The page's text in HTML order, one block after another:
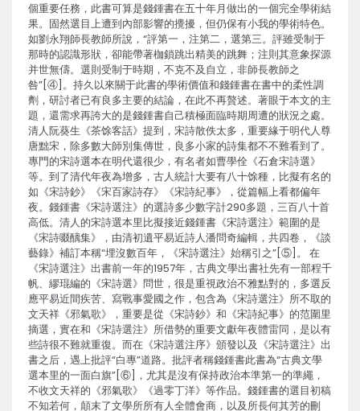
個重要任務，此書可算是錢鍾書在五十年月做出的一個完全學術結
果。固然選目上遭到內部影響的攪擾，但仍保有小我的學術特色。
如劉永翔師長教師所說，“評第一，注第二，選第三。評雖受制于
那時的認識形狀，卻能帶著枷鎖跳出精美的跳舞；注則其意象探源
并世無儔。選則受制于時期，不克不及自立，非師長教師之
咎”[④]。持久以來關于此書的學術價值和錢鍾書在書中的柔性調
劑，研討者已有良多主要的結論，在此不再贅述。著眼于本文的主
題，還需求再誇大的是錢鍾書自己積極面臨時期周遭的狀況之處。
清人阮葵生《茶馀客話》提到，宋詩散佚太多，重要緣于明代人尊
唐黜宋，除多數大師別集傳世，良多小家的詩集都不不難看到了。
專門的宋詩選本在明代還很少，有名者如曹學佺《石倉宋詩選》
等。到了清代年夜為增多，古人統計大要有八十馀種，比擬有名的
如《宋詩鈔》《宋百家詩存》《宋詩紀事》，從篇幅上看都偏年
夜。錢鍾書《宋詩選注》的選詩多少數字計290多題，三百八十首
高低。清人的宋詩選本里比擬接近錢鍾書《宋詩選注》範圍的是
《宋詩啜醨集》，由清初遺平易近詩人潘問奇編輯，共四卷，《談
藝錄》補訂本稱“埋沒數百年，《宋詩選注》始稱引之”[⑤]。 在
《宋詩選注》出書前一年的1957年，古典文學出書社先有一部程千
帆、繆琨編的《宋詩選》問世，很是重視政治不雅點對的，多選反
應平易近間疾苦、寫戰事愛國之作，包含為《宋詩選注》所不取的
文天祥《邪氣歌》，重要是從《宋詩鈔》和《宋詩紀事》的范圍里
摘選，實在和《宋詩選注》所借勢的重要文獻年夜體雷同，是以有
些詩很不難就重復。而在《宋詩選注序》頒發以及《宋詩選注》出
書之后，遇上批評“白專”道路。批評者稱錢鍾書此書為“古典文學
選本里的一面白旗”[⑥]，尤其是沒有保持政治本準第一的準繩，
不收文天祥的《邪氣歌》《過零丁洋》等作品。錢鍾書的選目初稿
不知若何，顛末了文學所所有人全體會商，以及所長何其芳的刪